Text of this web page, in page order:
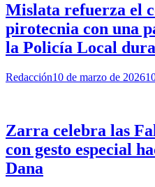
Mislata refuerza el
pirotecnia con una
la Policía Local
Redacción10 de marzo de 2026
Zarra celebra las
con gesto especial
Dana